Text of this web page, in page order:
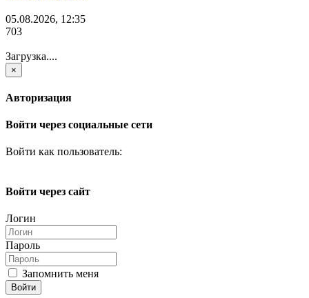
05.08.2026, 12:35
703
Загрузка....
×
Авторизация
Войти через социальные сети
Войти как пользователь:
Войти через сайт
Логин
Пароль
Запомнить меня